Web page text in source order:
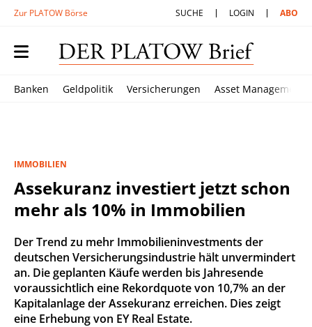
Zur PLATOW Börse SUCHE LOGIN ABO
Banken Geldpolitik Versicherungen Asset Management
IMMOBILIEN
Assekuranz investiert jetzt schon
mehr als 10% in Immobilien
Der Trend zu mehr Immobilieninvestments der
deutschen Versicherungsindustrie hält unvermindert
an. Die geplanten Käufe werden bis Jahresende
voraussichtlich eine Rekordquote von 10,7% an der
Kapitalanlage der Assekuranz erreichen. Dies zeigt
eine Erhebung von EY Real Estate.